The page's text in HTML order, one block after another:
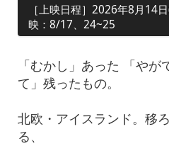
［上映日程］2026年8月14
映：8/17、24~25
「むかし」あった 「やが
て」残ったもの。
北欧・アイスランド。移
る、